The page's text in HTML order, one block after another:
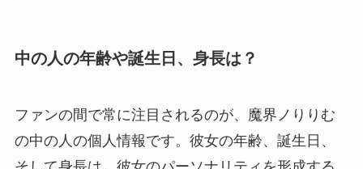
中の人の年齢や誕生日、身長は？
ファンの間で常に注目されるのが、魔界ノりりむ
の中の人の個人情報です。彼女の年齢、誕生日、